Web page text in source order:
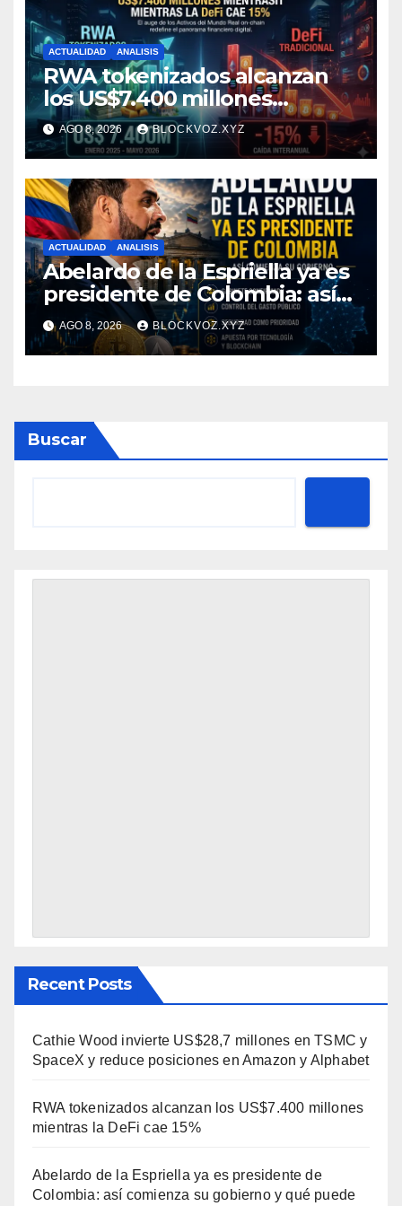
ACTUALIDAD ANALISIS
RWA tokenizados alcanzan
los US$7.400 millones
mientras la DeFi cae 15%
AGO 8, 2026 BLOCKVOZ.XYZ
ACTUALIDAD ANALISIS
Abelardo de la Espriella ya es
presidente de Colombia: así
comienza su gobierno y qué
puede cambiar para la
economía y el sector cripto
AGO 8, 2026 BLOCKVOZ.XYZ
Buscar
Recent Posts
Cathie Wood invierte US$28,7 millones en TSMC y
SpaceX y reduce posiciones en Amazon y Alphabet
RWA tokenizados alcanzan los US$7.400 millones
mientras la DeFi cae 15%
Abelardo de la Espriella ya es presidente de
Colombia: así comienza su gobierno y qué puede